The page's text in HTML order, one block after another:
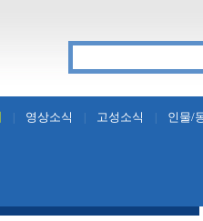
영상소식 고성소식 인물/